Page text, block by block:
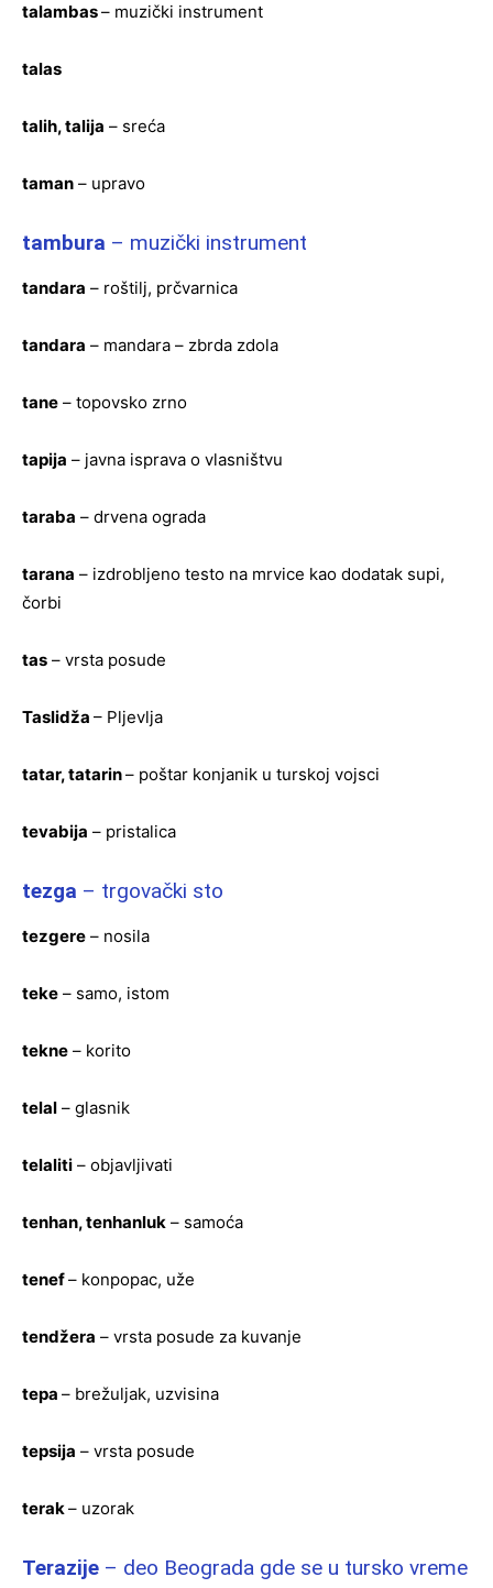
talambas– muzički instrument
talas
talih, talija – sreća
taman – upravo
tambura – muzički instrument
tandara – roštilj, prčvarnica
tandara – mandara – zbrda zdola
tane – topovsko zrno
tapija – javna isprava o vlasništvu
taraba – drvena ograda
tarana – izdrobljeno testo na mrvice kao dodatak supi,
čorbi
tas – vrsta posude
Taslidža – Pljevlja
tatar, tatarin– poštar konjanik u turskoj vojsci
tevabija – pristalica
tezga – trgovački sto
tezgere – nosila
teke – samo, istom
tekne – korito
telal – glasnik
telaliti – objavljivati
tenhan, tenhanluk – samoća
tenef– konpopac, uže
tendžera – vrsta posude za kuvanje
tepa – brežuljak, uzvisina
tepsija – vrsta posude
terak– uzorak
Terazije – deo Beograda gde se u tursko vreme